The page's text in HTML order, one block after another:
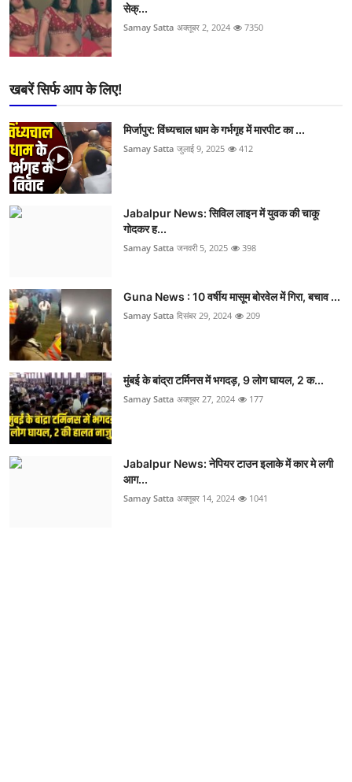
सेक्...
Samay Satta अक्तूबर 2, 2024 7350
खबरें सिर्फ आप के लिए!
मिर्जापुर: विंध्यचाल धाम के गर्भगृह में मारपीट का ...
Samay Satta जुलाई 9, 2025 412
Jabalpur News: सिविल लाइन में युवक की चाकू
गोदकर ह...
Samay Satta जनवरी 5, 2025 398
Guna News : 10 वर्षीय मासूम बोरवेल में गिरा, बचाव ...
Samay Satta दिसंबर 29, 2024 209
मुंबई के बांद्रा टर्मिनस में भगदड़, 9 लोग घायल, 2 क...
Samay Satta अक्तूबर 27, 2024 177
Jabalpur News: नेपियर टाउन इलाके में कार मे लगी
आग...
Samay Satta अक्तूबर 14, 2024 1041